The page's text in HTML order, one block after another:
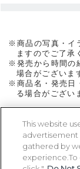
※商品の写真・イ
ますのでご了承
※発売から時間の
場合がございま
※商品名・発売日
る場合がござい
This website
advertisement
gathered by
experience.To